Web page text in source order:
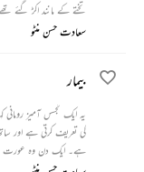
تختے کے مانند اکڑ گئے
سعادت حسن منٹو
بیمار
یہ ایک تجسس آمیز
کی تعریف کرتی ہے اور
ہے۔ ایک دن وہ عورت
تبھی اسے معلوم ہوتا